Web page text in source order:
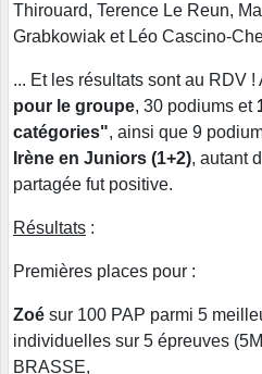
Thirouard, Terence Le Reun,
Grabkowiak et Léo Cascino-
... Et les résultats sont au RDV !
pour le groupe, 30 podiums et
catégories", ainsi que 9
Irène en Juniors (1+2), autant
partagée fut positive.
Résultats :
Premières places pour :
Zoé sur 100 PAP parmi 5
individuelles sur 5 épreuves
BRASSE,